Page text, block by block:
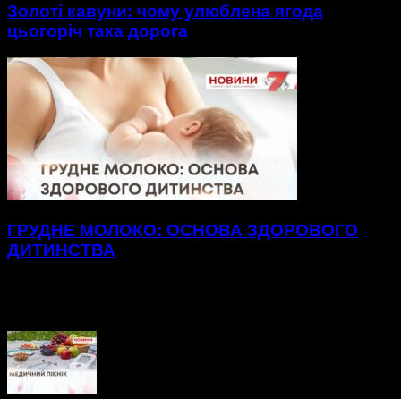
Золоті кавуни: чому улюблена ягода
цьогоріч така дорога
ГРУДНЕ МОЛОКО: ОСНОВА ЗДОРОВОГО
ДИТИНСТВА